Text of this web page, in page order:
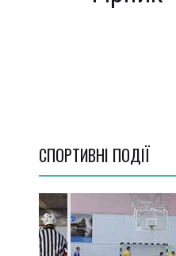
СПОРТИВНI ПОДІЇ